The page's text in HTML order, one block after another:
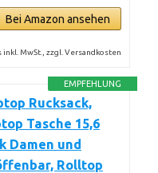
Bei Amazon ansehen
inkl. MwSt., zzgl. Versandkosten
EMPFEHLUNG
Rucksack,
Tasche 15,6
Damen und
Rolltop